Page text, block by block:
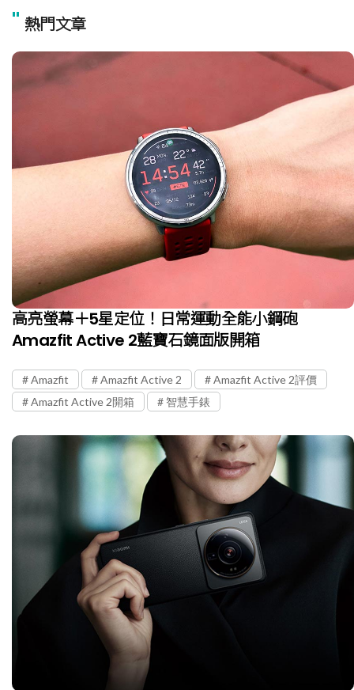
" 熱門文章
高亮螢幕＋5星定位！日常運動全能小鋼砲
Amazfit Active 2藍寶石鏡面版開箱
Amazfit Amazfit Active 2
Amazfit Active 2評價
Amazfit Active 2開箱
智慧手錶